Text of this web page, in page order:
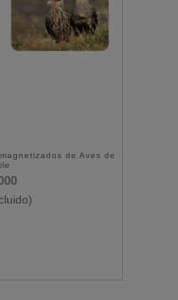
de Aves de